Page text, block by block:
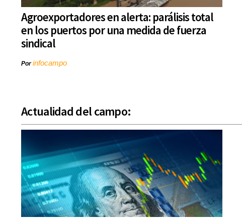
Agroexportadores en alerta: parálisis total
en los puertos por una medida de fuerza
sindical
Porinfocampo
Actualidad del campo: